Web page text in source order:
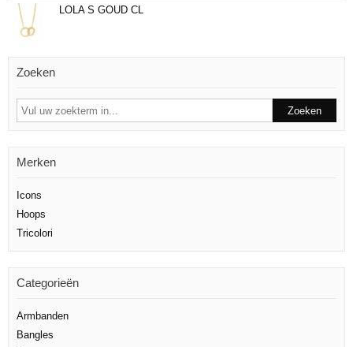
LOLA S GOUD CL
Zoeken
Merken
Icons
Hoops
Tricolori
Categorieën
Armbanden
Bangles